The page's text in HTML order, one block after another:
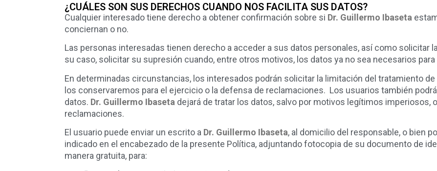
¿CUÁLES SON SUS DERECHOS CUANDO NOS FACILITA SUS DATOS?
Cualquier interesado tiene derecho a obtener confirmación sobre si Dr. Guillermo Ibaseta
conciernan o no.
Las personas interesadas tienen derecho a acceder a sus datos personales, así como solicitar
su caso, solicitar su supresión cuando, entre otros motivos, los datos ya no sea necesarios
En determinadas circunstancias, los interesados podrán solicitar la limitación del tratamiento
los conservaremos para el ejercicio o la defensa de reclamaciones. Los usuarios también
datos. Dr. Guillermo Ibaseta dejará de tratar los datos, salvo por motivos legítimos imperiosos,
reclamaciones.
El usuario puede enviar un escrito a Dr. Guillermo Ibaseta, al domicilio del responsable, o bien
indicado en el encabezado de la presente Política, adjuntando fotocopia de su documento de
manera gratuita, para: